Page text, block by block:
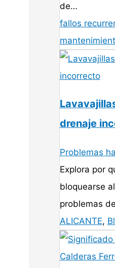
de…
fallos
drenaje
Problemas
Explora por
bloquearse
problemas
ALICANTE,